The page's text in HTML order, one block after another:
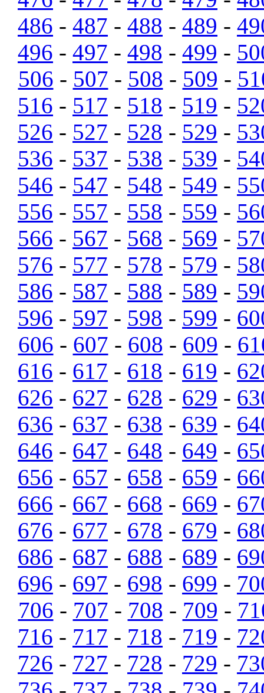
486 - 487 - 488 - 489 -
496 - 497 - 498 - 499 -
506 - 507 - 508 - 509 -
516 - 517 - 518 - 519 -
526 - 527 - 528 - 529 -
536 - 537 - 538 - 539 -
546 - 547 - 548 - 549 -
556 - 557 - 558 - 559 -
566 - 567 - 568 - 569 -
576 - 577 - 578 - 579 -
586 - 587 - 588 - 589 -
596 - 597 - 598 - 599 -
606 - 607 - 608 - 609 -
616 - 617 - 618 - 619 -
626 - 627 - 628 - 629 -
636 - 637 - 638 - 639 -
646 - 647 - 648 - 649 -
656 - 657 - 658 - 659 -
666 - 667 - 668 - 669 -
676 - 677 - 678 - 679 -
686 - 687 - 688 - 689 -
696 - 697 - 698 - 699 -
706 - 707 - 708 - 709 -
716 - 717 - 718 - 719 -
726 - 727 - 728 - 729 -